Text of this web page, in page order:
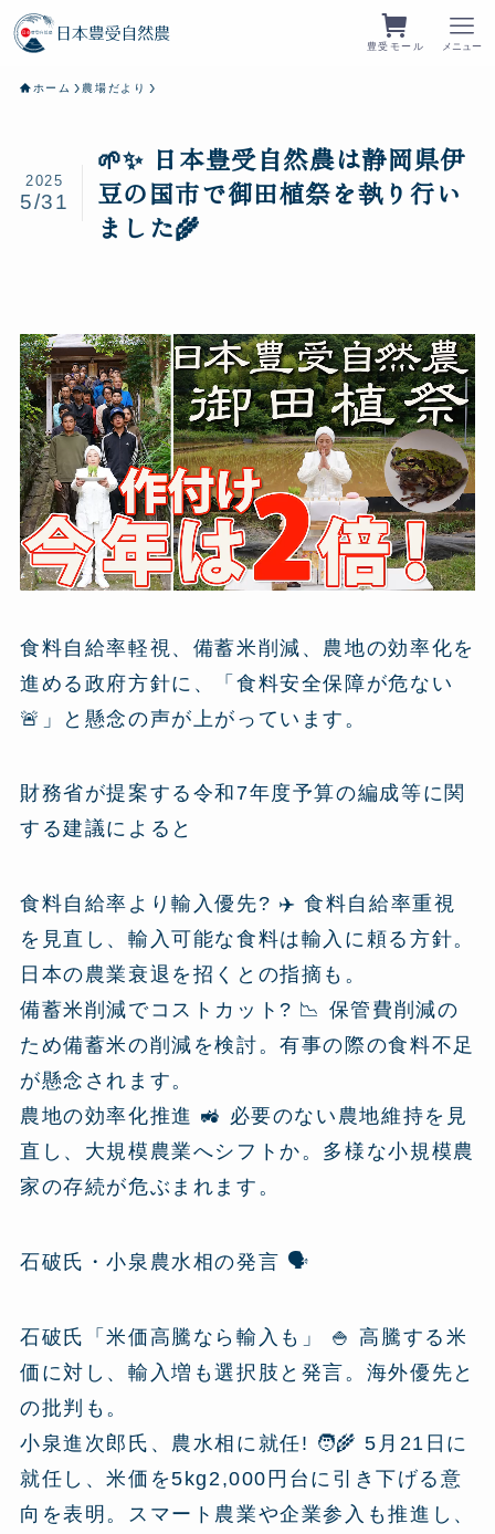
豊受モール メニュー
ホーム 農場だより
🌱✨ 日本豊受自然農は静岡県伊
豆の国市で御田植祭を執り行い
ました🌾
2025
5/31
食料自給率軽視、備蓄米削減、農地の効率化を
進める政府方針に、「食料安全保障が危ない
🚨」と懸念の声が上がっています。
財務省が提案する令和7年度予算の編成等に関
する建議によると
食料自給率より輸入優先? ✈️ 食料自給率重視
を見直し、輸入可能な食料は輸入に頼る方針。
日本の農業衰退を招くとの指摘も。
備蓄米削減でコストカット? 📉 保管費削減の
ため備蓄米の削減を検討。有事の際の食料不足
が懸念されます。
農地の効率化推進 🚜 必要のない農地維持を見
直し、大規模農業へシフトか。多様な小規模農
家の存続が危ぶまれます。
石破氏・小泉農水相の発言 🗣️
石破氏「米価高騰なら輸入も」 🍚 高騰する米
価に対し、輸入増も選択肢と発言。海外優先と
の批判も。
小泉進次郎氏、農水相に就任! 🧑‍🌾 5月21日に
就任し、米価を5kg2,000円台に引き下げる意
向を表明。スマート農業や企業参入も推進し、